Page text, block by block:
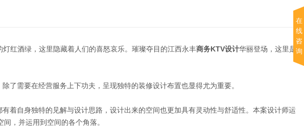
红酒绿，这里隐藏着人们的喜怒哀乐。璀璨夺目的江西永丰商务KTV设计华丽登场，这里是
了需要在经营服务上下功夫，呈现独特的装修设计布置也显得尤为重要。
着自身独特的见解与设计思路，设计出来的空间也更加具有灵动性与舒适性。本案设计师运
，并运用到空间的各个角落。
在
线
咨
询